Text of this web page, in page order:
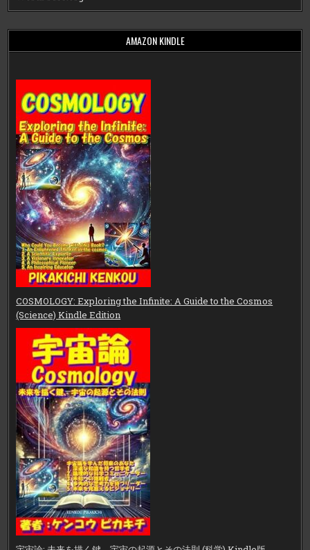
AMAZON KINDLE
COSMOLOGY: Exploring the Infinite: A Guide to the Cosmos
(Science) Kindle Edition